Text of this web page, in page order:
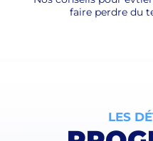
faire perdre du
LES